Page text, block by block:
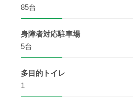
85台
身障者対応駐車場
5台
多目的 トイレ
1